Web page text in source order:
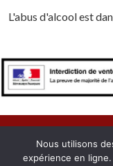
L'abus d'alcool est
Nous utilisons
expérience en